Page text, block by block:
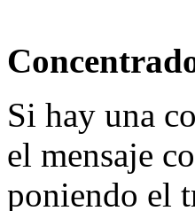
Si hay una
el mensaje
poniendo el